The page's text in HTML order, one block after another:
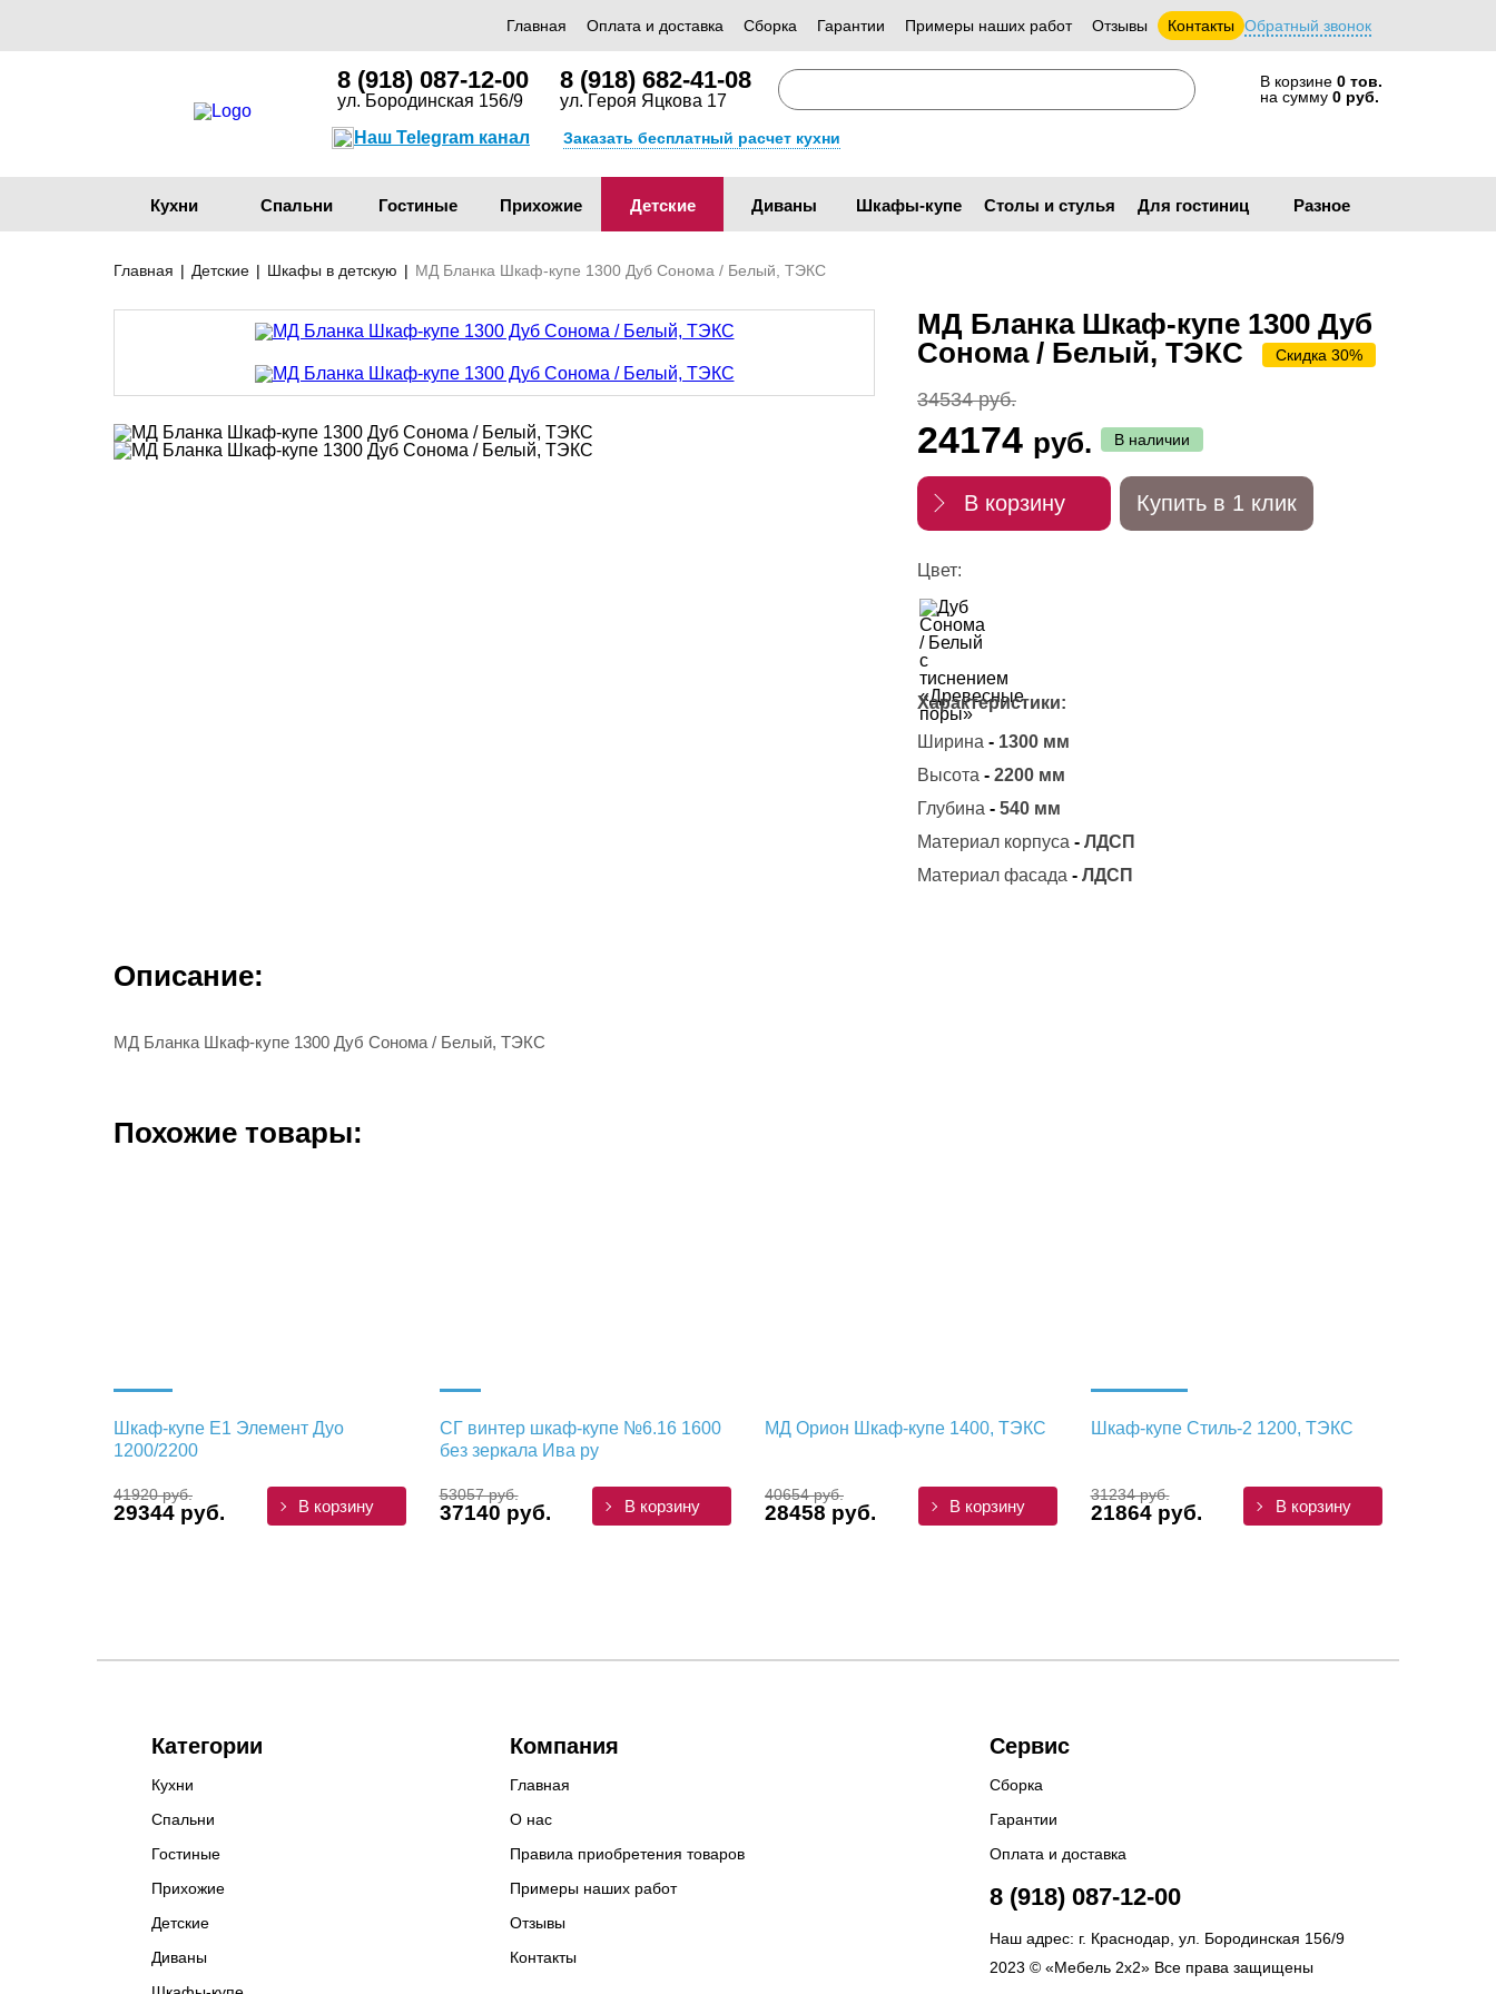
Главная Оплата и доставка Сборка Гарантии Примеры наших работ Отзывы Контакты Обратный звонок
8 (918) 087-12-00
ул. Бородинская 156/9
8 (918) 682-41-08
ул. Героя Яцкова 17
В корзине 0 тов.
на сумму 0 руб.
Наш Telegram канал Заказать бесплатный расчет кухни
Кухни Спальни Гостиные Прихожие Детские Диваны Шкафы-купе Столы и стулья Для гостиниц Разное
Главная | Детские | Шкафы в детскую | МД Бланка Шкаф-купе 1300 Дуб Сонома / Белый, ТЭКС
МД Бланка Шкаф-купе 1300 Дуб
Сонома / Белый, ТЭКС
Скидка 30%
34534 руб.
24174 руб. В наличии
В корзину Купить в 1 клик
Цвет:
Характеристики:
Ширина - 1300 мм
Высота - 2200 мм
Глубина - 540 мм
Материал корпуса - ЛДСП
Материал фасада - ЛДСП
Описание:
МД Бланка Шкаф-купе 1300 Дуб Сонома / Белый, ТЭКС
Похожие товары:
Шкаф-купе Е1 Элемент Дуо
1200/2200
41920 руб.
29344 руб. В корзину
СГ винтер шкаф-купе №6.16 1600
без зеркала Ива ру
53057 руб.
37140 руб. В корзину
МД Орион Шкаф-купе 1400, ТЭКС
40654 руб.
28458 руб. В корзину
Шкаф-купе Стиль-2 1200, ТЭКС
31234 руб.
21864 руб. В корзину
Категории
Кухни
Спальни
Гостиные
Прихожие
Детские
Диваны
Компания
Главная
О нас
Правила приобретения товаров
Примеры наших работ
Отзывы
Контакты
Сервис
Сборка
Гарантии
Оплата и доставка
8 (918) 087-12-00
Наш адрес: г. Краснодар, ул. Бородинская 156/9
2023 © «Мебель 2x2» Все права защищены